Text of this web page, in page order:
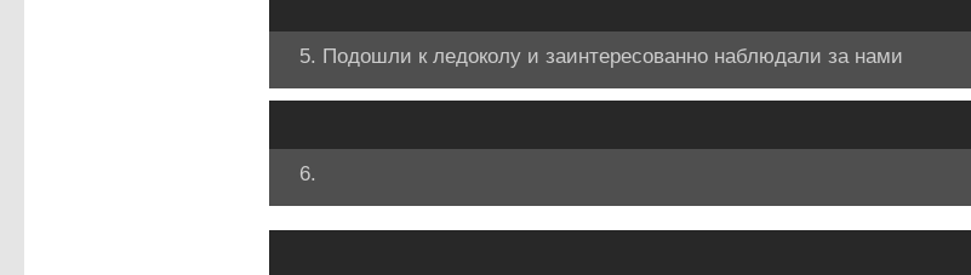
5. Подошли к ледоколу и заинтересованно наблюдали за нами
6.